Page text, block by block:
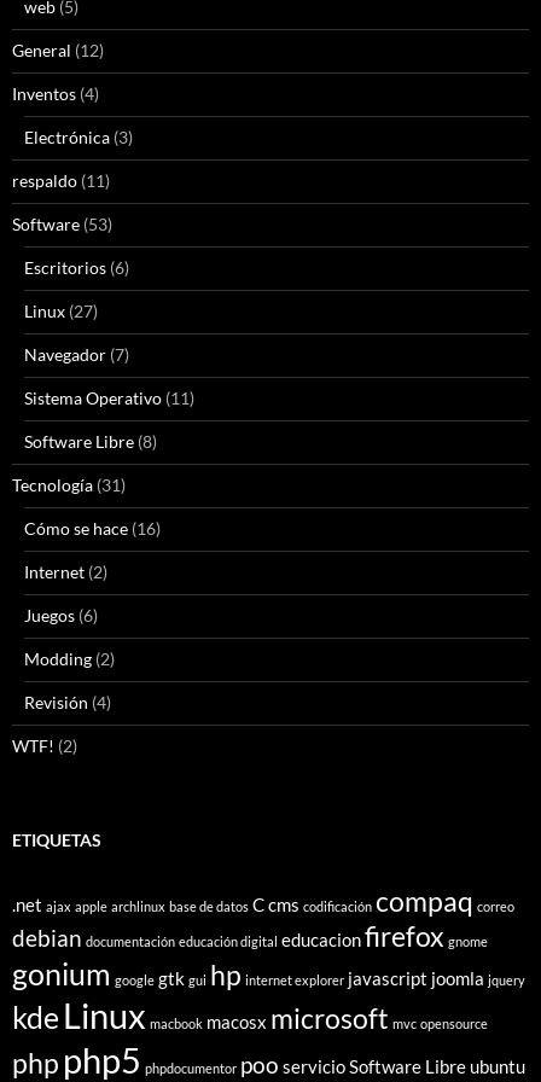
web (5)
General (12)
Inventos (4)
Electrónica (3)
respaldo (11)
Software (53)
Escritorios (6)
Linux (27)
Navegador (7)
Sistema Operativo (11)
Software Libre (8)
Tecnología (31)
Cómo se hace (16)
Internet (2)
Juegos (6)
Modding (2)
Revisión (4)
WTF! (2)
ETIQUETAS
.net ajax apple archlinux base de datos Ccms codificación compaq correo
debian documentación educación digital educacionfirefox gnome
gonium google gtk gui hp internet explorer javascript joomla jquery
kde Linux macbook macosx microsoft mvc opensource
php php5 phpdocumentor poo servicioSoftware Libre ubuntu